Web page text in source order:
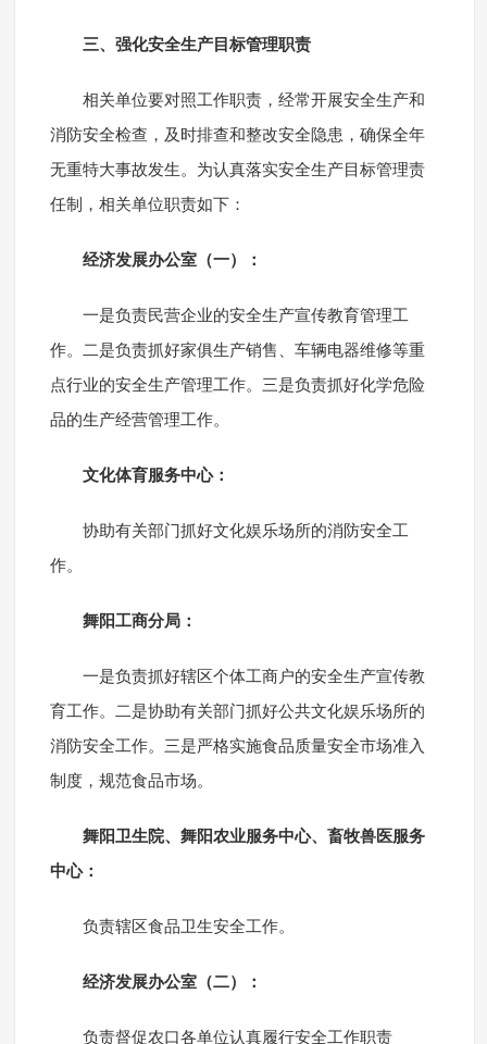
三、强化安全生产目标管理职责
相关单位要对照工作职责，经常开展安全生产和
消防安全检查，及时排查和整改安全隐患，确保全年
无重特大事故发生。为认真落实安全生产目标管理责
任制，相关单位职责如下：
经济发展办公室（一）：
一是负责民营企业的安全生产宣传教育管理工
作。二是负责抓好家俱生产销售、车辆电器维修等重
点行业的安全生产管理工作。三是负责抓好化学危险
品的生产经营管理工作。
文化体育服务中心：
协助有关部门抓好文化娱乐场所的消防安全工
作。
舞阳工商分局：
一是负责抓好辖区个体工商户的安全生产宣传教
育工作。二是协助有关部门抓好公共文化娱乐场所的
消防安全工作。三是严格实施食品质量安全市场准入
制度，规范食品市场。
舞阳卫生院、舞阳农业服务中心、畜牧兽医服务
中心：
负责辖区食品卫生安全工作。
经济发展办公室（二）：
负责督促农口各单位认真履行安全工作职责